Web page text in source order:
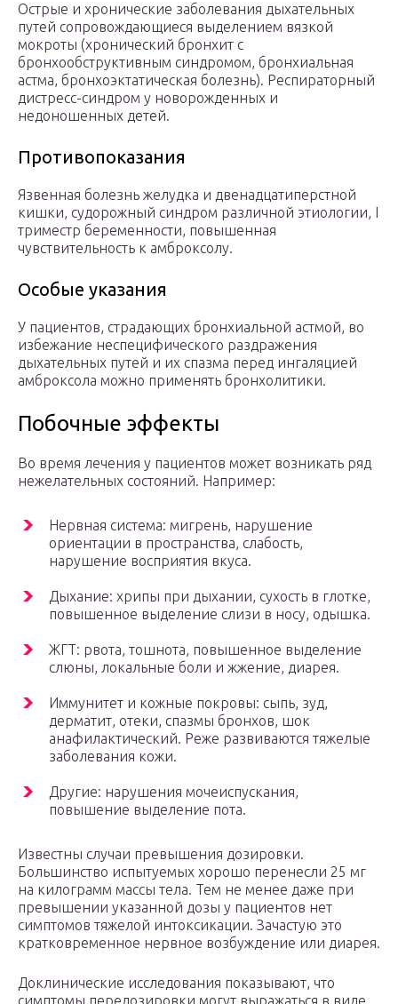
Острые и хронические заболевания дыхательных
путей сопровождающиеся выделением вязкой
мокроты (хронический бронхит с
бронхообструктивным синдромом, бронхиальная
астма, бронхоэктатическая болезнь). Респираторный
дистресс-синдром у новорожденных и
недоношенных детей.
Противопоказания
Язвенная болезнь желудка и двенадцатиперстной
кишки, судорожный синдром различной этиологии, I
триместр беременности, повышенная
чувствительность к амброксолу.
Особые указания
У пациентов, страдающих бронхиальной астмой, во
избежание неспецифического раздражения
дыхательных путей и их спазма перед ингаляцией
амброксола можно применять бронхолитики.
Побочные эффекты
Во время лечения у пациентов может возникать ряд
нежелательных состояний. Например:
Нервная система: мигрень, нарушение
ориентации в пространства, слабость,
нарушение восприятия вкуса.
Дыхание: хрипы при дыхании, сухость в глотке,
повышенное выделение слизи в носу, одышка.
ЖГТ: рвота, тошнота, повышенное выделение
слюны, локальные боли и жжение, диарея.
Иммунитет и кожные покровы: сыпь, зуд,
дерматит, отеки, спазмы бронхов, шок
анафилактический. Реже развиваются тяжелые
заболевания кожи.
Другие: нарушения мочеиспускания,
повышение выделение пота.
Известны случаи превышения дозировки.
Большинство испытуемых хорошо перенесли 25 мг
на килограмм массы тела. Тем не менее даже при
превышении указанной дозы у пациентов нет
симптомов тяжелой интоксикации. Зачастую это
кратковременное нервное возбуждение или диарея.
Доклинические исследования показывают, что
симптомы передозировки могут выражаться в виде